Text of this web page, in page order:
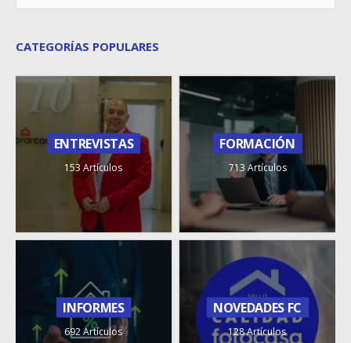
CATEGORÍAS POPULARES
ENTREVISTAS
153 Artículos
FORMACIÓN
713 Artículos
INFORMES
692 Artículos
NOVEDADES FC
128 Artículos